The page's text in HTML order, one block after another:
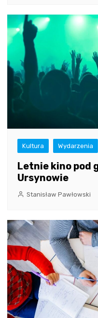
Kultura Wydarzenia
Letnie kino pod
Ursynowie
Stanisław Pawłowski